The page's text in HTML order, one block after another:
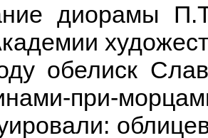
диорамы
обелиск
при-